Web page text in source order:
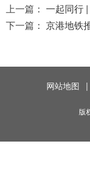
上一篇： 一起同行
下一篇： 京港地铁
网站地图 |
版